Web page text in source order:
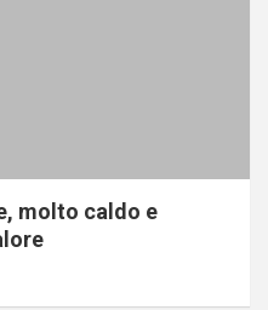
molto caldo e